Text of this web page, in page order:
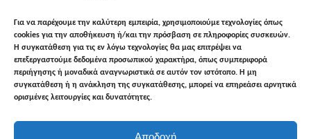
Για να παρέχουμε την καλύτερη εμπειρία, χρησιμοποιούμε τεχνολογίες όπως
cookies για την αποθήκευση ή/και την πρόσβαση σε πληροφορίες συσκευών.
Η συγκατάθεση για τις εν λόγω τεχνολογίες θα μας επιτρέψει να
επεξεργαστούμε δεδομένα προσωπικού χαρακτήρα, όπως συμπεριφορά
περιήγησης ή μοναδικά αναγνωριστικά σε αυτόν τον ιστότοπο. Η μη
συγκατάθεση ή η ανάκληση της συγκατάθεσης, μπορεί να επηρεάσει αρνητικά
ορισμένες λειτουργίες και δυνατότητες.
Αποδοχή
κρούσματα κορονοϊού(18) λαϊκή Νιγρίτας(13) νοσοκομείο Σερρών
σπυροπουλος(7) υγεια(148)